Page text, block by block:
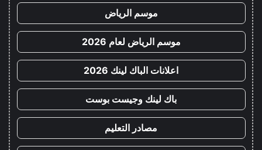
موسم الرياض
موسم الرياض لعام 2026
اعلانات الباك لينك 2026
باك لينك وجيست بوست
مصادر التعليم